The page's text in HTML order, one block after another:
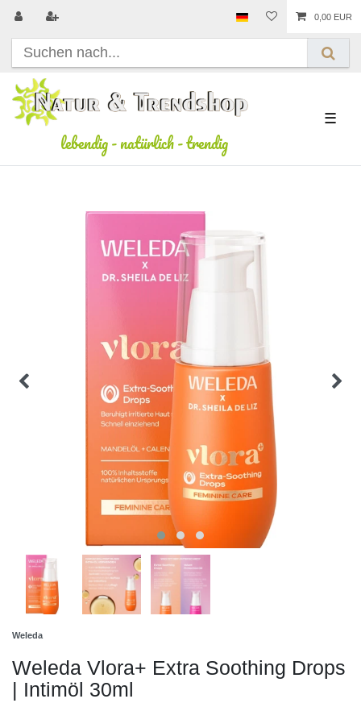
0,00 EUR
lebendig-natürlich-trendig
☰
Weleda
Weleda Vlora+ Extra Soothing Drops
| Intimöl 30ml